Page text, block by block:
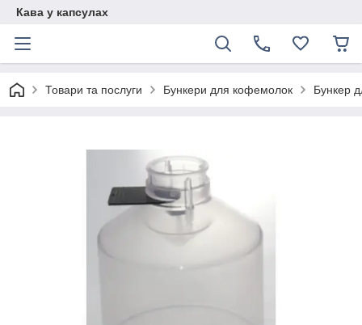
Кава у капсулах
Товари та послуги Бункери для кофемолок Бункер